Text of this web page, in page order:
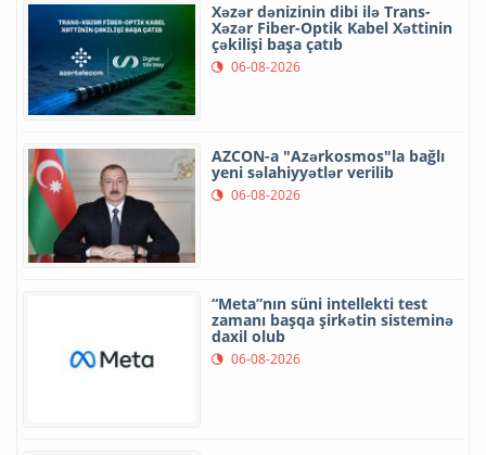
Xəzər dənizinin dibi ilə Trans-
Xəzər Fiber-Optik Kabel Xəttinin
çəkilişi başa çatıb
06-08-2026
AZCON-a "Azərkosmos"la bağlı
yeni səlahiyyətlər verilib
06-08-2026
“Meta”nın süni intellekti test
zamanı başqa şirkətin sisteminə
daxil olub
06-08-2026